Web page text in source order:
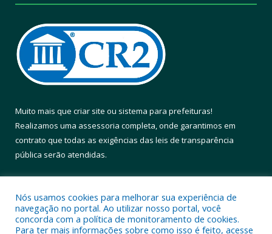
Muito mais que criar site ou sistema para prefeituras!
Realizamos uma assessoria completa, onde garantimos em
contrato que todas as exigências das leis de transparência
pública serão atendidas.
Nós usamos cookies para melhorar sua experiência de
navegação no portal. Ao utilizar nosso portal, você
concorda com a política de monitoramento de cookies.
Para ter mais informações sobre como isso é feito, acesse